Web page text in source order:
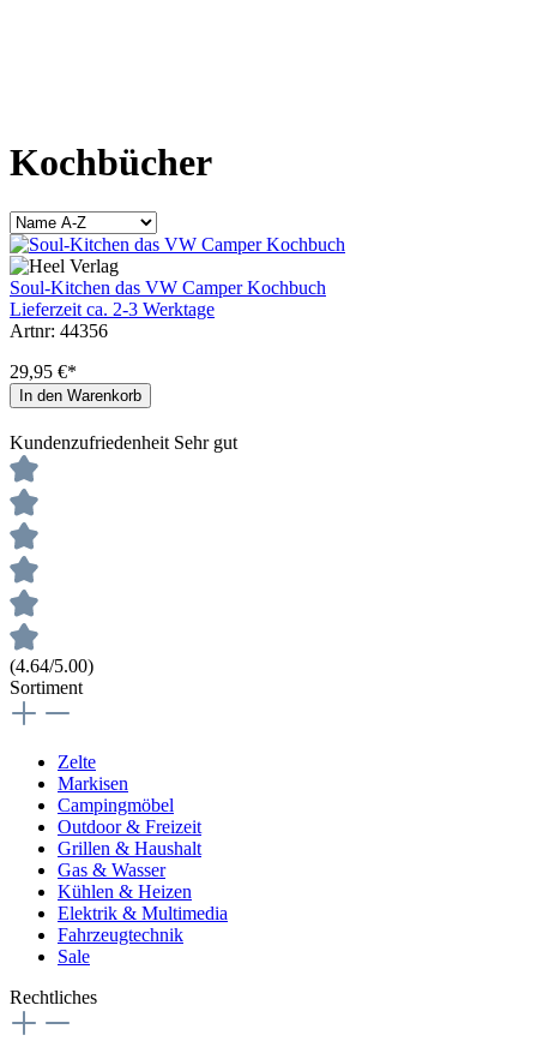
Kochbücher
Soul-Kitchen das VW Camper Kochbuch
Lieferzeit ca. 2-3 Werktage
Artnr: 44356
29,95 €*
In den Warenkorb
Kundenzufriedenheit Sehr gut
(4.64/5.00)
Sortiment
Zelte
Markisen
Campingmöbel
Outdoor & Freizeit
Grillen & Haushalt
Gas & Wasser
Kühlen & Heizen
Elektrik & Multimedia
Fahrzeugtechnik
Sale
Rechtliches